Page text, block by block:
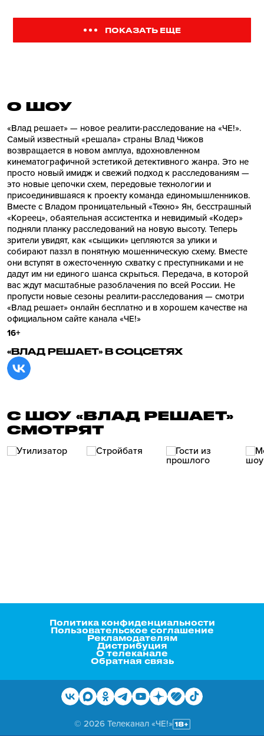
ПОКАЗАТЬ ЕЩЕ
О ШОУ
«Влад решает» — новое реалити-расследование на «ЧЕ!».
Самый известный «решала» страны Влад Чижов
возвращается в новом амплуа, вдохновленном
кинематографичной эстетикой детективного жанра. Это не
просто новый имидж и свежий подход к расследованиям —
это новые цепочки схем, передовые технологии и
присоединившаяся к проекту команда единомышленников.
Вместе с Владом проницательный «Техно» Ян, бесстрашный
«Кореец», обаятельная ассистентка и невидимый «Кодер»
подняли планку расследований на новую высоту. Теперь
зрители увидят, как «сыщики» цепляются за улики и
собирают паззл в понятную мошенническую схему. Вместе
они вступят в ожесточенную схватку с преступниками и не
дадут им ни единого шанса скрыться. Передача, в которой
вас ждут масштабные разоблачения по всей России. Не
пропусти новые сезоны реалити-расследования — смотри
«Влад решает» онлайн бесплатно и в хорошем качестве на
официальном сайте канала «ЧЕ!»
16+
«ВЛАД РЕШАЕТ» В СОЦСЕТЯХ
С ШОУ «ВЛАД РЕШАЕТ»
СМОТРЯТ
Политика конфиденциальности
Пользовательское соглашение
Рекламодателям
Дистрибуция
О телеканале
Обратная связь
© 2026 Телеканал «ЧЕ!»